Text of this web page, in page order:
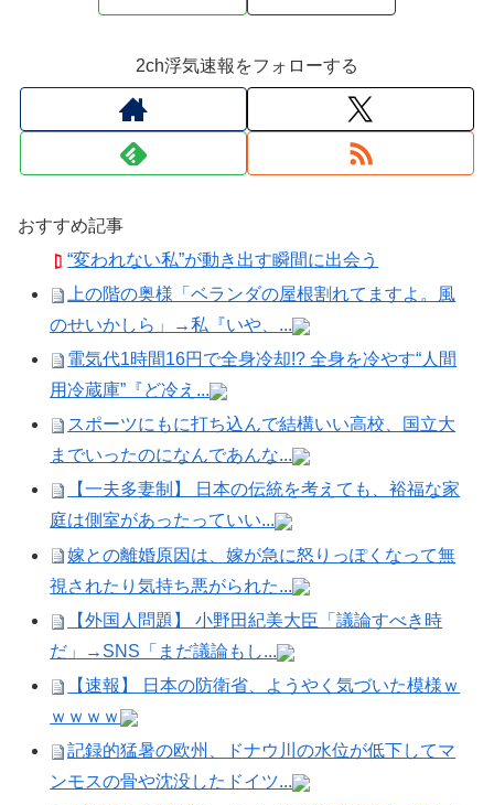
2ch浮気速報をフォローする
おすすめ記事
“変われない私”が動き出す瞬間に出会う
上の階の奥様「ベランダの屋根割れてますよ。風
のせいかしら」→私『いや、...
電気代1時間16円で全身冷却!? 全身を冷やす“人間
用冷蔵庫”『ど冷え...
スポーツにもに打ち込んで結構いい高校、国立大
までいったのになんであんな...
【一夫多妻制】 日本の伝統を考えても、裕福な家
庭は側室があったっていい...
嫁との離婚原因は、嫁が急に怒りっぽくなって無
視されたり気持ち悪がられた...
【外国人問題】 小野田紀美大臣「議論すべき時
だ」→SNS「まだ議論もし...
【速報】 日本の防衛省、ようやく気づいた模様ｗ
ｗｗｗｗ
記録的猛暑の欧州、ドナウ川の水位が低下してマ
ンモスの骨や沈没したドイツ...